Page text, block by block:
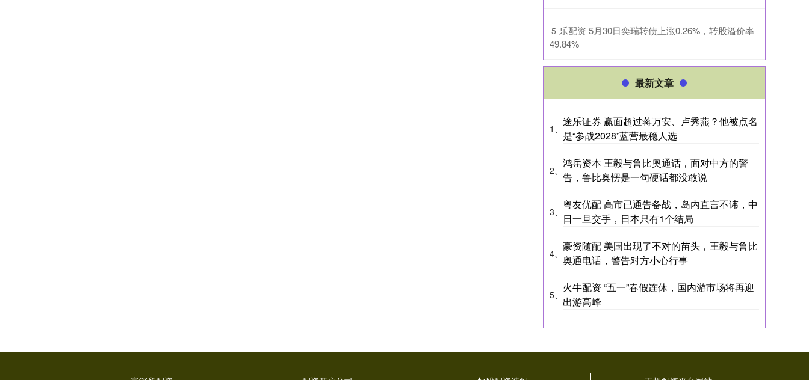
5 ​乐配资 5月30日奕瑞转债上涨0.26%，转股溢价率
49.84%
最新文章
1、
途乐证券 赢面超过蒋万安、卢秀燕？他被点名
是“参战2028”蓝营最稳人选
2、
鸿岳资本 王毅与鲁比奥通话，面对中方的警
告，鲁比奥愣是一句硬话都没敢说
3、
粤友优配 高市已通告备战，岛内直言不讳，中
日一旦交手，日本只有1个结局
4、
豪资随配 美国出现了不对的苗头，王毅与鲁比
奥通电话，警告对方小心行事
5、
火牛配资 “五一”春假连休，国内游市场将再迎
出游高峰